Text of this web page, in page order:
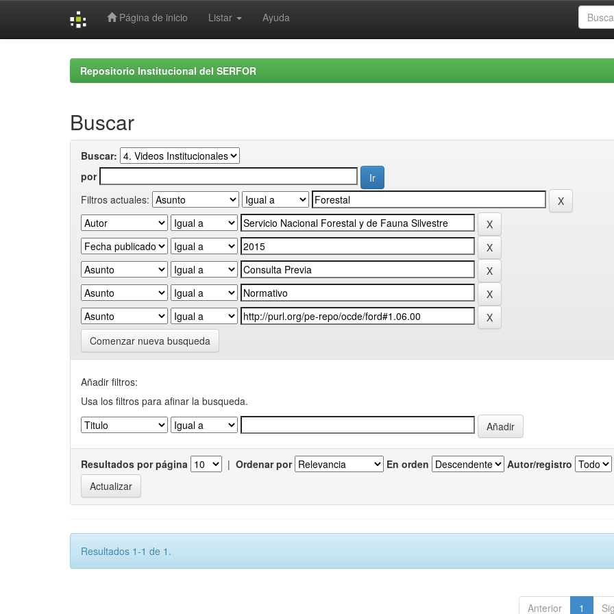
Página de inicio Listar Ayuda
Repositorio Institucional del SERFOR
Buscar
Buscar:
por
Filtros actuales:
Comenzar nueva busqueda
Añadir filtros:
Usa los filtros para afinar la busqueda.
Resultados por página | Ordenar por En orden Autor/registro
Resultados 1-1 de 1.
Anterior 1